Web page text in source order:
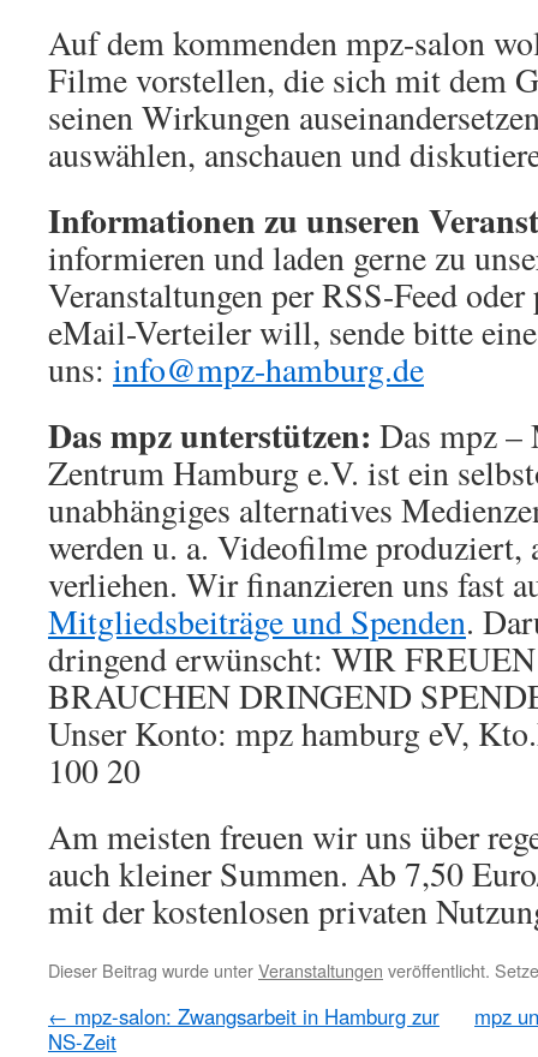
Auf dem kommenden mpz-salon
Filme vorstellen, die sich mit dem
seinen Wirkungen
auswählen, anschauen und
Informationen zu unseren
informieren und laden gerne zu
Veranstaltungen per RSS-Feed
eMail-Verteiler will, sende bitte
uns: info@mpz-hamburg.de
Das mpz unterstützen: Das mpz –
Zentrum Hamburg e.V. ist ein
unabhängiges alternatives
werden u. a. Videofilme
verliehen. Wir finanzieren uns fast
Mitgliedsbeiträge und Spenden.
dringend erwünscht: WIR
BRAUCHEN DRINGEND
Unser Konto: mpz hamburg eV,
100 20
Am meisten freuen wir uns über
auch kleiner Summen. Ab 7,50
mit der kostenlosen privaten
Dieser Beitrag wurde unterVeranstaltungen veröffentlicht.
← mpz-salon: Zwangsarbeit in Hamburg zur
NS-Zeit
mpz